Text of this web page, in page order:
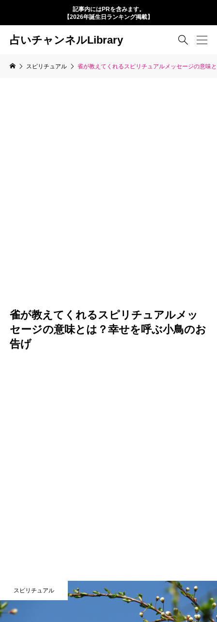
記事内にはPRを含みます。
【2026年誕生日ランキング掲載】
占いチャンネルLibrary 
スピリチュアル 雀が教えてくれるスピリチュアルメッセージの意味
雀が教えてくれるスピリチュアルメッ
セージの意味とは？幸せを呼ぶ小鳥のお
告げ
スピリチュアル